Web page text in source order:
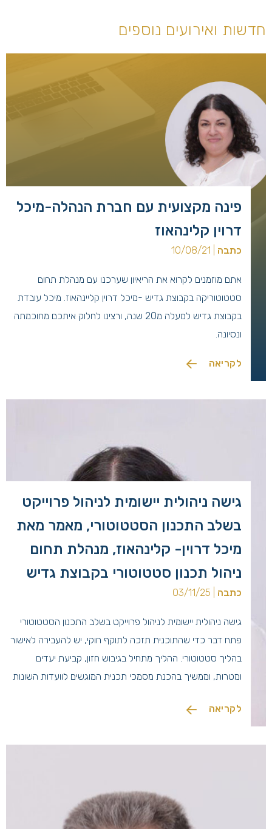
חדשות ואירועים נוספים
פינה מקצועית עם חברת הנהלה-מיכל
דרוין קלינהאוז
כתבה
אתם מוזמנים לקרוא את הריאיון שערכנו עם מנהלת תחום
סטטוטוריקה בקבוצת גדיש -מיכל דרוין קליינהאוז. מיכל עובדת
בקבוצת גדיש למעלה מ20 שנה, ורצינו לחלוק איתכם מחוכמתה
ונסיונה.
לקריאה
גישה ניהולית יישומית לניהול פרוייקט
בשלב התכנון הסטטוטורי, מאמר מאת
מיכל דרוין- קלינהאוז, מנהלת תחום
ניהול תכנון סטטוטורי בקבוצת גדיש
כתבה
גישה ניהולית יישומית לניהול פרוייקט בשלב התכנון הסטטוטורי
פתח דבר כדי שהתוכנית תזכה לתוקף חוקי, יש להעבירה לאישור
בהליך סטטוטורי. ההליך מתחיל בגיבוש חזון, קביעת יעדים
ומטרות, וממשיך בהכנת מסמכי תכנית המוגשים לוועדות השונות
לקריאה